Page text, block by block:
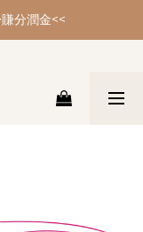
分潤金<<
分潤金<<
惠
分潤金<<